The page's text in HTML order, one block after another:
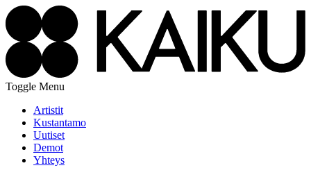
Toggle Menu
Artistit
Kustantamo
Uutiset
Demot
Yhteys